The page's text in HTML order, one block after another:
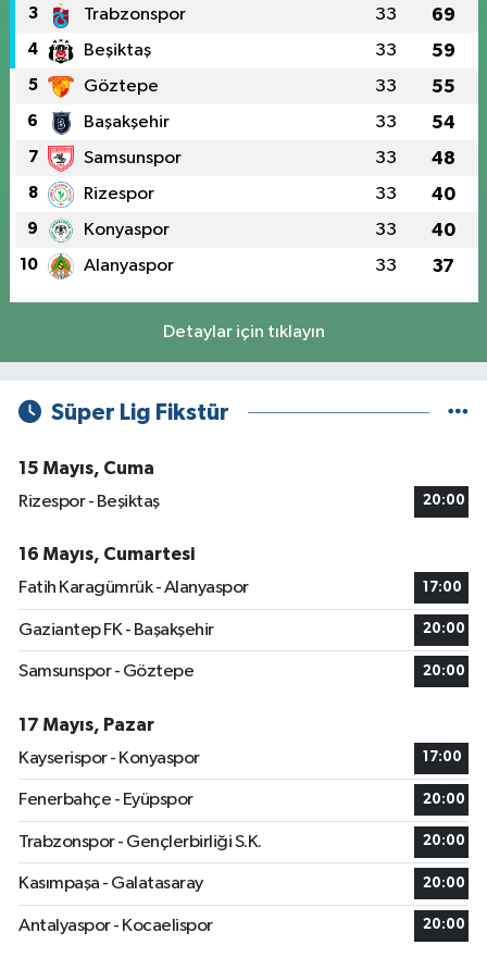
3 Trabzonspor 33 69
4 Beşiktaş 33 59
5 Göztepe 33 55
6 Başakşehir 33 54
7 Samsunspor 33 48
8 Rizespor 33 40
9 Konyaspor 33 40
10 Alanyaspor 33 37
Detaylar için tıklayın
Süper Lig Fikstür
15 Mayıs, Cuma
Rizespor - Beşiktaş
20:00
16 Mayıs, Cumartesi
Fatih Karagümrük - Alanyaspor
17:00
Gaziantep FK - Başakşehir 20:00
Samsunspor - Göztepe 20:00
17 Mayıs, Pazar
Kayserispor - Konyaspor
17:00
Fenerbahçe - Eyüpspor 20:00
Trabzonspor - Gençlerbirliği S.K. 20:00
Kasımpaşa - Galatasaray 20:00
Antalyaspor - Kocaelispor 20:00